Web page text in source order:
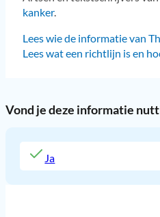
kanker.
Lees wie de informatie van
Lees wat een richtlijn is en
Vond je deze informatie
Ja